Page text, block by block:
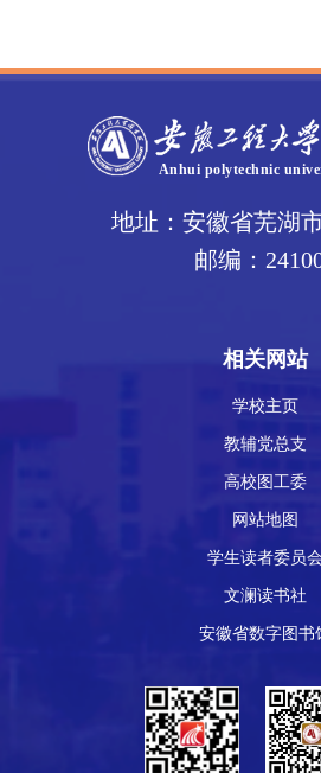
地址：安徽省芜湖
邮编：
相关网站
学校主页
教辅党总支
高校图工委
网站地图
学生读者委员
文澜读书社
安徽省数字图书